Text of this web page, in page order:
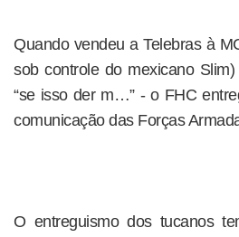
Quando vendeu a Telebras à
sob controle do mexicano
“se isso der m…” - o FHC
comunicação das Forças
O entreguismo dos tucanos